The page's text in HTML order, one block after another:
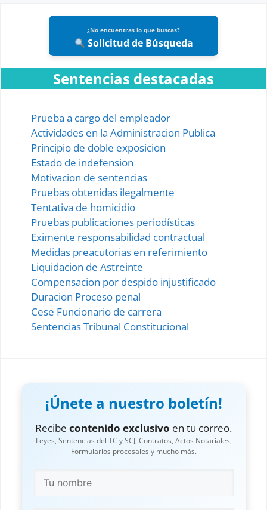
¿No encuentras lo que buscas?
Solicitud de Búsqueda
Sentencias destacadas
Prueba a cargo del empleador
Actividades en la Administracion Publica
Principio de doble exposicion
Estado de indefension
Motivacion de sentencias
Pruebas obtenidas ilegalmente
Tentativa de homicidio
Pruebas publicaciones periodísticas
Eximente responsabilidad contractual
Medidas preacutorias en referimiento
Liquidacion de Astreinte
Compensacion por despido injustificado
Duracion Proceso penal
Cese Funcionario de carrera
Sentencias Tribunal Constitucional
¡Únete a nuestro boletín!
Recibe contenido exclusivo en tu correo.
Leyes, Sentencias del TC y SCJ, Contratos, Actos Notariales,
Formularios procesales y mucho más.